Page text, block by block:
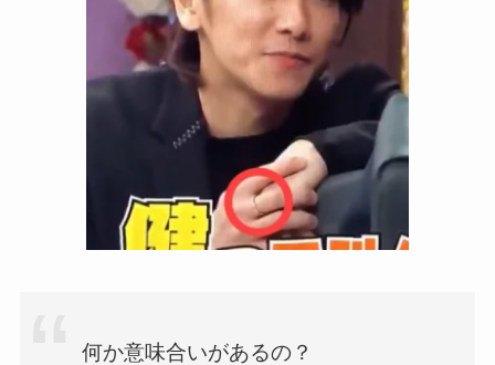
何か意味合いがあるの？